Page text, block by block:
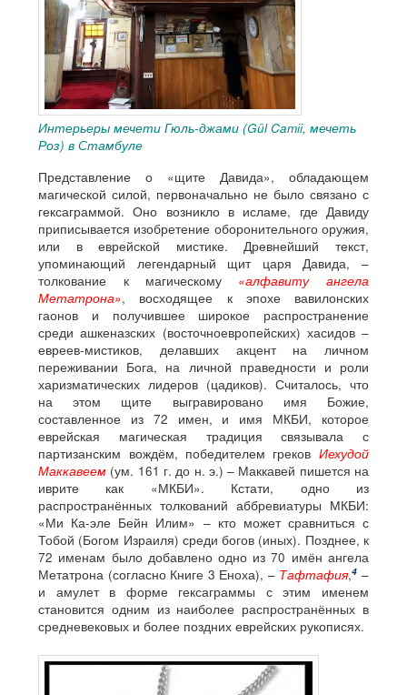
Интерьеры мечети Гюль-джами (Gül Camii, мечеть
Роз) в Стамбуле
Представление о «щите Давида», обладающем
магической силой, первоначально не было связано с
гексаграммой. Оно возникло в исламе, где Давиду
приписывается изобретение оборонительного оружия,
или в еврейской мистике. Древнейший текст,
упоминающий легендарный щит царя Давида, –
толкование к магическому «алфавиту ангела
Метатрона», восходящее к эпохе вавилонских
гаонов и получившее широкое распространение
среди ашкеназских (восточноевропейских) хасидов –
евреев-мистиков, делавших акцент на личном
переживании Бога, на личной праведности и роли
харизматических лидеров (цадиков). Считалось, что
на этом щите выгравировано имя Божие,
составленное из 72 имен, и имя МКБИ, которое
еврейская магическая традиция связывала с
партизанским вождём, победителем греков Иехудой
Маккавеем (ум. 161 г. до н. э.) – Маккавей пишется на
иврите как «МКБИ». Кстати, одно из
распространённых толкований аббревиатуры МКБИ:
«Ми Ка-эле Бейн Илим» – кто может сравниться с
Тобой (Богом Израиля) среди богов (иных). Позднее, к
72 именам было добавлено одно из 70 имён ангела
Метатрона (согласно Книге 3 Еноха), – Тафтафия,4 –
и амулет в форме гексаграммы с этим именем
становится одним из наиболее распространённых в
средневековых и более поздних еврейских рукописях.